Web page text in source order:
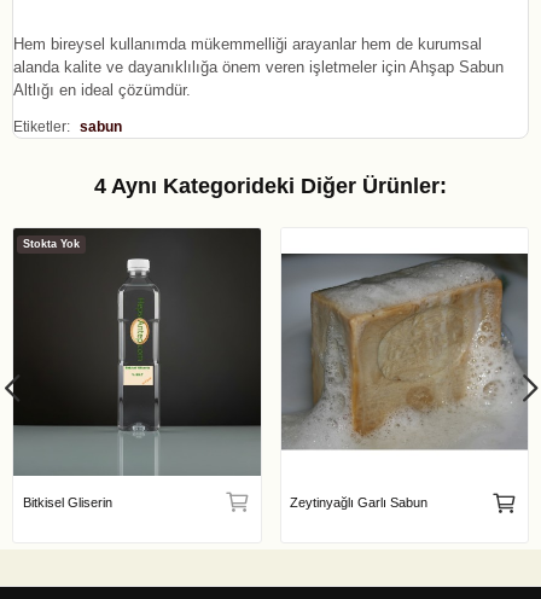
Hem bireysel kullanımda mükemmelliği arayanlar hem de kurumsal
alanda kalite ve dayanıklılığa önem veren işletmeler için Ahşap Sabun
Altlığı en ideal çözümdür.
Etiketler: sabun
4 Aynı Kategorideki Diğer Ürünler:
Stokta Yok
Bitkisel Gliserin Zeytinyağlı Garlı Sabun